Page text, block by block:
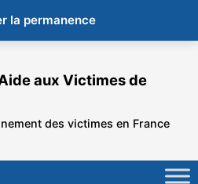
la permanence
aux Victimes de
des victimes en France